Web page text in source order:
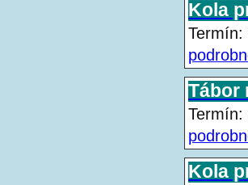
Kola
Termín:
Tábor
Termín:
Kola